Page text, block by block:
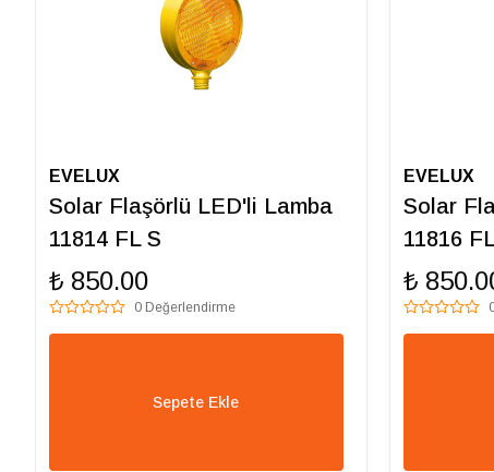
EVELUX
Solar Flaşörlü LED'li Lamba
11814 FL S
₺ 850.00
0 Değerlendirme
Sepete Ekle
EVELUX
Solar
11816
₺